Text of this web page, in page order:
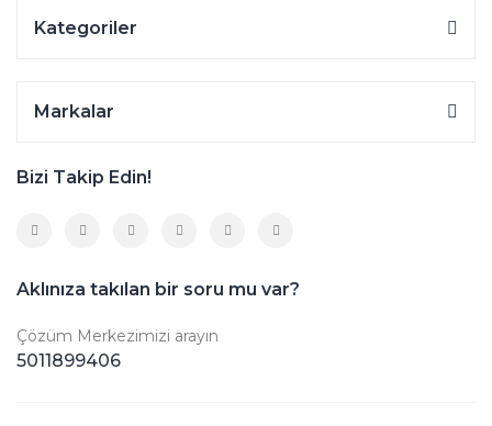
Kategoriler
Markalar
Bizi Takip Edin!
Aklınıza takılan bir soru mu var?
Çözüm Merkezimizi arayın
5011899406